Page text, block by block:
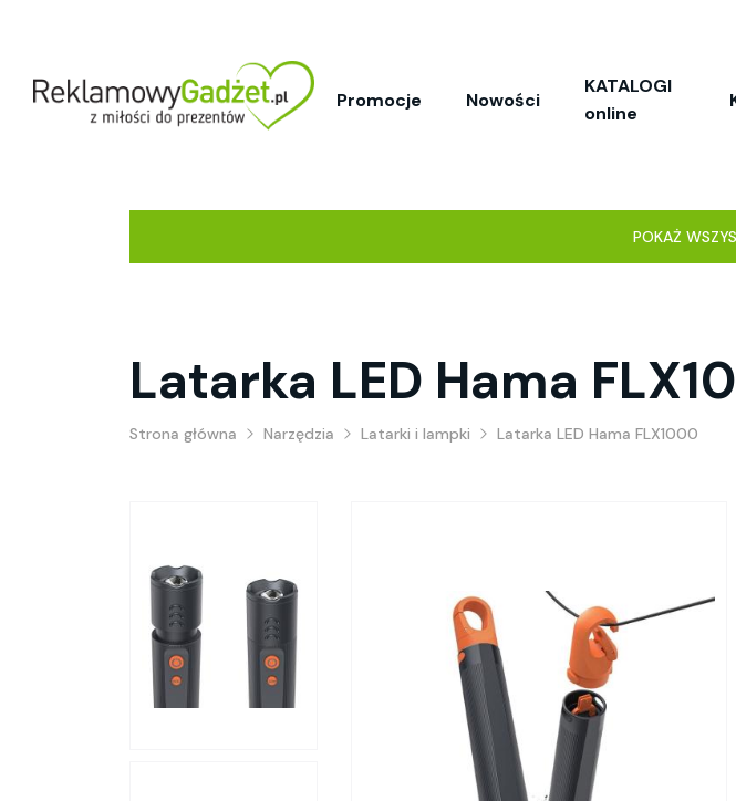
Promocje Nowości
KATALOGI
online
POKAŻ
Latarka LED Hama
Strona główna Narzędzia Latarki i lampki Latarka LED Hama FLX1000